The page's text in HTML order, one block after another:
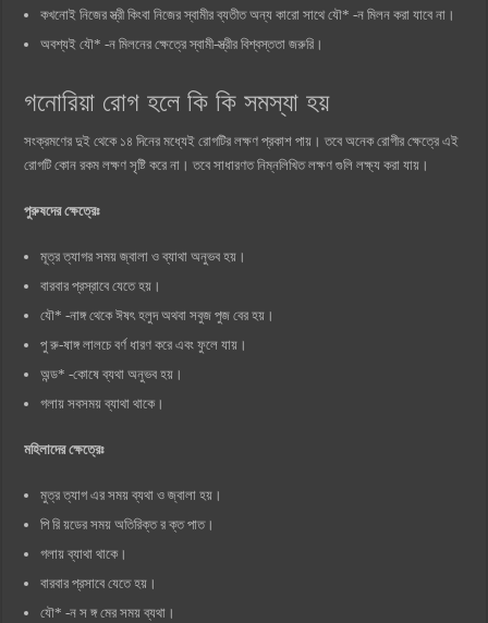
কখনোই নিজের স্ত্রী কিংবা নিজের স্বামীর ব্যতীত অন্য কারো সাথে যৌ* -ন মিলন করা যাবে না।
অবশ্যই যৌ* -ন মিলনের ক্ষেত্রে স্বামী-স্ত্রীর বিশ্বস্ততা জরুরি।
গনোরিয়া রোগ হলে কি কি সমস্যা হয়
সংক্রমণের দুই থেকে ১৪ দিনের মধ্যেই রোগটির লক্ষণ প্রকাশ পায়। তবে অনেক রোগীর ক্ষেত্রে এই
রোগটি কোন রকম লক্ষণ সৃষ্টি করে না। তবে সাধারণত নিম্নলিখিত লক্ষণ গুলি লক্ষ্য করা যায়।
পুরুষদের ক্ষেত্রেঃ
মূত্র ত্যাগর সময় জ্বালা ও ব্যাথা অনুভব হয়।
বারবার প্রস্রাবে যেতে হয়।
যৌ* -নাঙ্গ থেকে ঈষৎ হলুদ অথবা সবুজ পুজ বের হয়।
পু রু-ষাঙ্গ লালচে বর্ণ ধারণ করে এবং ফুলে যায়।
অন্ড* -কোষে ব্যথা অনুভব হয়।
গলায় সবসময় ব্যাথা থাকে।
মহিলাদের ক্ষেত্রেঃ
মুত্র ত্যাগ এর সময় ব্যথা ও জ্বালা হয়।
পি রি য়ডের সময় অতিরিক্ত র ক্ত পাত।
গলায় ব্যাথা থাকে।
বারবার প্রসাবে যেতে হয়।
যৌ* -ন স ঙ্গ মের সময় ব্যথা।